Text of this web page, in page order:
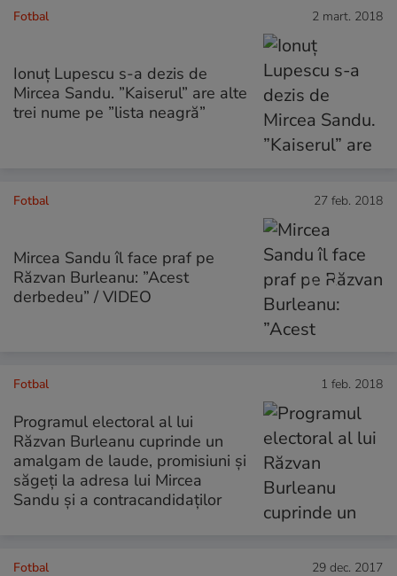
Fotbal 2 mart. 2018
Ionuț Lupescu s-a dezis de
Mircea Sandu. ”Kaiserul” are alte
trei nume pe ”lista neagră”
Fotbal 27 feb. 2018
Mircea Sandu îl face praf pe
Răzvan Burleanu: ”Acest
derbedeu” / VIDEO
Fotbal 1 feb. 2018
Programul electoral al lui
Răzvan Burleanu cuprinde un
amalgam de laude, promisiuni și
săgeți la adresa lui Mircea
Sandu și a contracandidaților
Fotbal 29 dec. 2017